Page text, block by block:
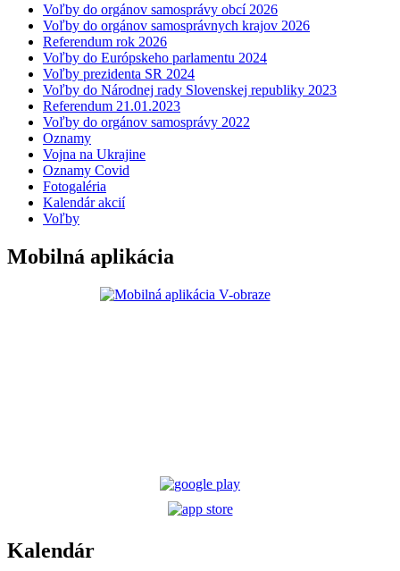
Voľby do orgánov samosprávy obcí 2026
Voľby do orgánov samosprávnych krajov 2026
Referendum rok 2026
Voľby do Európskeho parlamentu 2024
Voľby prezidenta SR 2024
Voľby do Národnej rady Slovenskej republiky 2023
Referendum 21.01.2023
Voľby do orgánov samosprávy 2022
Oznamy
Vojna na Ukrajine
Oznamy Covid
Fotogaléria
Kalendár akcií
Voľby
Mobilná aplikácia
Kalendár